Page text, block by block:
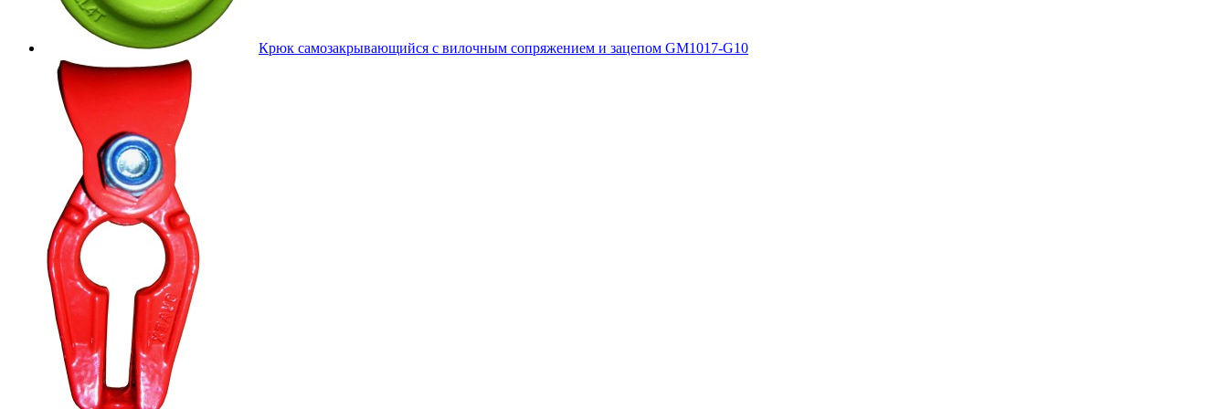
Крюк самозакрывающийся с вилочным сопряжением и зацепом GM1017-G10